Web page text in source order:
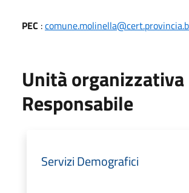
PEC :
Unità organizzativa
Responsabile
Servizi Demografici